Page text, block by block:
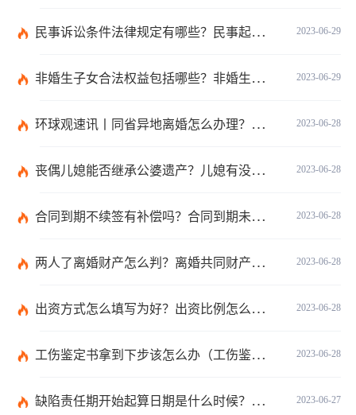
2023-06-29
民事诉讼条件法律规定有哪些？民事起诉的流程的是怎样的？
2023-06-29
非婚生子女合法权益包括哪些？非婚生子女继承财产的条件是什么？ 全球热点评
2023-06-28
环球观速讯丨同省异地离婚怎么办理？夫妻异地离婚须准备哪些资料？
2023-06-28
丧偶儿媳能否继承公婆遗产？儿媳有没有赡养老人的义务？
2023-06-28
合同到期不续签有补偿吗？合同到期未提前30天通知怎么赔偿？ 当前速看
2023-06-28
两人了离婚财产怎么判？离婚共同财产有哪些？_焦点快报
2023-06-28
出资方式怎么填写为好？出资比例怎么填写？
2023-06-28
工伤鉴定书拿到下步该怎么办（工伤鉴定后要是对伤残等级结论不服怎么办）
2023-06-27
缺陷责任期开始起算日期是什么时候？缺陷责任终止证书签发的必要条件是什么？